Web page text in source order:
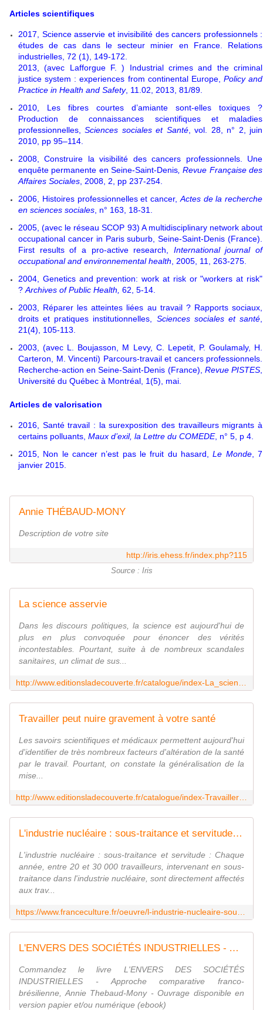
Articles scientifiques
2017, Science asservie et invisibilité des cancers professionnels :
études de cas dans le secteur minier en France. Relations
industrielles, 72 (1), 149-172.
2013, (avec Lafforgue F. ) Industrial crimes and the criminal
justice system : experiences from continental Europe, Policy and
Practice in Health and Safety, 11.02, 2013, 81/89.
2010, Les fibres courtes d’amiante sont-elles toxiques ?
Production de connaissances scientifiques et maladies
professionnelles,Sciences sociales et Santé, vol. 28, n° 2, juin
2010, pp 95–114.
2008, Construire la visibilité des cancers professionnels. Une
enquête permanente en Seine-Saint-Denis , Revue Française des
Affaires Sociales , 2008, 2, pp 237-254.
2006, Histoires professionnelles et cancer, Actes de la recherche
en sciences sociales , n° 163, 18-31.
2005, (avec le réseau SCOP 93) A multidisciplinary network about
occupational cancer in Paris suburb, Seine-Saint-Denis (France).
First results of a pro-active research, International journal of
occupational and environnemental health , 2005, 11, 263-275.
2004, Genetics and prevention: work at risk or "workers at risk"
? Archives of Public Health, 62, 5-14.
2003, Réparer les atteintes liées au travail ? Rapports sociaux,
droits et pratiques institutionnelles, Sciences sociales et santé
21(4), 105-113.
2003, (avec L. Boujasson, M Levy, C. Lepetit, P. Goulamaly, H.
Carteron, M. Vincenti) Parcours-travail et cancers professionnels.
Recherche-action en Seine-Saint-Denis (France), Revue PISTES
Université du Québec à Montréal, 1(5), mai.
Articles de valorisation
2016, Santé travail : la surexposition des travailleurs migrants à
certains polluants, Maux d’exil, la Lettre du COMEDE, n° 5, p 4.
2015, Non le cancer n’est pas le fruit du hasard,Le Monde, 7
janvier 2015.
Annie THÉBAUD-MONY
Description de votre site
http://iris.ehess.fr/index.php?115
Source : Iris
La science asservie
Dans les discours politiques, la science est aujourd'hui de
plus en plus convoquée pour énoncer des vérités
incontestables. Pourtant, suite à de nombreux scandales
sanitaires, un climat de sus...
Travailler peut nuire gravement à votre santé
Les savoirs scientifiques et médicaux permettent aujourd'hui
d'identifier de très nombreux facteurs d'altération de la santé
par le travail. Pourtant, on constate la généralisation de la
mise...
L'industrie nucléaire : sous-traitance et servitude - France Culture
L'industrie nucléaire : sous-traitance et servitude : Chaque
année, entre 20 et 30 000 travailleurs, intervenant en sous-
traitance dans l'industrie nucléaire, sont directement affectés
aux trav...
L'ENVERS DES SOCIÉTÉS INDUSTRIELLES - Approche comparative franco-brésilienne, Annie Thebaud-Mony - livre, ebook, epub
Commandez le livre L'ENVERS DES SOCIÉTÉS
INDUSTRIELLES - Approche comparative franco-
brésilienne, Annie Thebaud-Mony - Ouvrage disponible en
version papier et/ou numérique (ebook)